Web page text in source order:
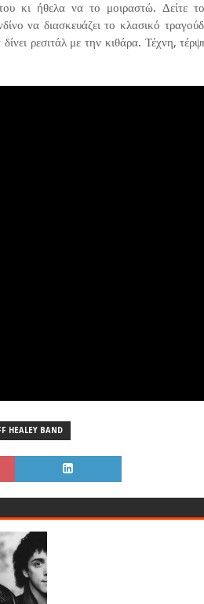
κι ήθελα να το μοιραστώ. Δείτε
να διασκευάζει το κλασικό
ρεσιτάλ με την κιθάρα. Τέχνη,
HEALEY BAND